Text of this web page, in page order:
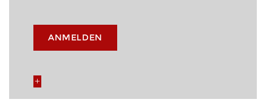
ANMELDEN